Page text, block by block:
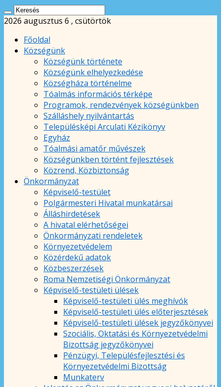
2026 augusztus 6 , csütörtök
Főoldal
Községünk
Községünk története
Községünk elhelyezkedése
Községháza történelme
Tóalmás információs térképe
Programok, rendezvények községünkben
Szálláshely nyilvántartás
Településképi Arculati Kézikönyv
Egyház
Tóalmási amatőr művészek
Községünkben történt fejlesztések
Közrend, Közbiztonság
Önkormányzat
Képviselő-testület
Polgármesteri Hivatal munkatársai
Álláshirdetések
A hivatal elérhetőségei
Önkormányzati rendeletek
Környezetvédelem
Közérdekű adatok
Közbeszerzések
Roma Nemzetiségi Önkormányzat
Képviselő-testületi ülések
Képviselő-testületi ülés meghívók
Képviselő-testületi ülés előterjesztések
Képviselő-testületi ülések jegyzőkönyvei
Szociális, Oktatási és Környezetvédelmi
Bizottság jegyzőkönyvei
Pénzügyi, Településfejlesztési és
Környezetvédelmi Bizottság
Munkaterv